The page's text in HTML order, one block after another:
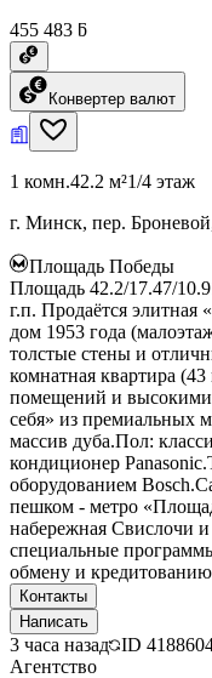
455 483 ƃ
Конвертер валют
1 комн.42.2 м²1/4 этаж
г. Минск, пер.
Площадь Победы
Площадь 42.2/17.47/
г.п. Продаётся
дом 1953 года
толстые стены и
комнатная квартира
помещений и
себя» из премиальных
массив дуба.Пол:
кондиционер
оборудованием
пешком - метро
набережная Свислочи
специальные
обмену и
Контакты
Написать
3 часа назад ID
Агентство